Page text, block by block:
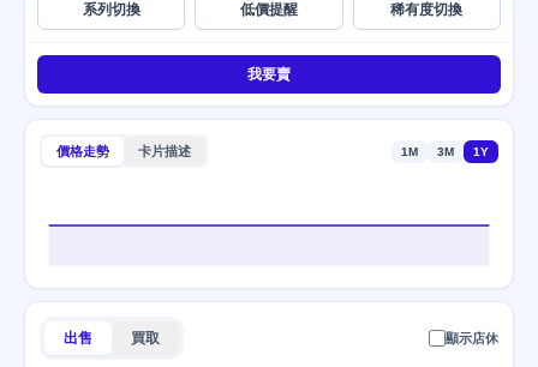
系列切換 低價提醒 稀有度切換
我要賣
價格走勢 卡片描述 1M 3M 1Y
出售 買取 顯示店休